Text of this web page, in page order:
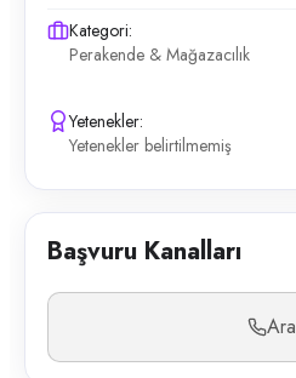
Kategori:
Perakende & Mağazacılık
Yetenekler:
Yetenekler belirtilmemiş
Başvuru Kanalları
Ara